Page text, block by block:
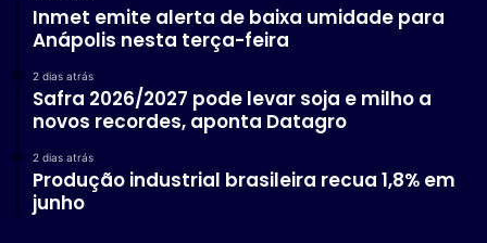
Inmet emite alerta de baixa umidade para
Anápolis nesta terça-feira
2 dias atrás
Safra 2026/2027 pode levar soja e milho a
novos recordes, aponta Datagro
2 dias atrás
Produção industrial brasileira recua 1,8% em
junho